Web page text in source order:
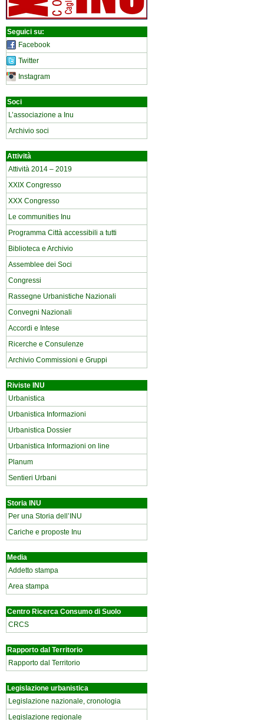
Seguici su:
Facebook
Twitter
Instagram
Soci
L’associazione a Inu
Archivio soci
Attività
Attività 2014 – 2019
XXIX Congresso
XXX Congresso
Le communities Inu
Programma Città accessibili a tutti
Biblioteca e Archivio
Assemblee dei Soci
Congressi
Rassegne Urbanistiche Nazionali
Convegni Nazionali
Accordi e Intese
Ricerche e Consulenze
Archivio Commissioni e Gruppi
Riviste INU
Urbanistica
Urbanistica Informazioni
Urbanistica Dossier
Urbanistica Informazioni on line
Planum
Sentieri Urbani
Storia INU
Per una Storia dell’INU
Cariche e proposte Inu
Media
Addetto stampa
Area stampa
Centro Ricerca Consumo di Suolo
CRCS
Rapporto dal Territorio
Rapporto dal Territorio
Legislazione urbanistica
Legislazione nazionale, cronologia
Legislazione regionale